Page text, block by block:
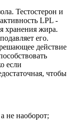
Тестостерон и
LPL -
хранения жира.
его.
действие
если
чтобы
не наоборот;